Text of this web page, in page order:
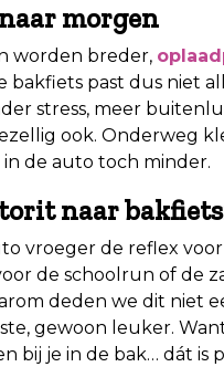
morgen
worden breder,
bakfiets past dus niet
stress, meer
ook. Onderweg
de auto toch minder.
naar
vroeger de reflex
de schoolrun of de
deden we dit niet
gewoon leuker.
bij je in de bak… dát is